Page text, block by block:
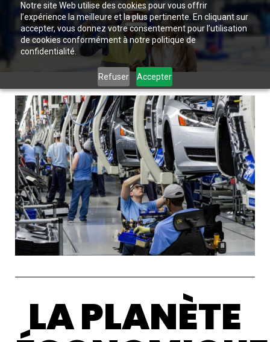
Notre site Web utilise des cookies pour vous offrir
l’expérience la meilleure et la plus pertinente. En cliquant sur
accepter, vous donnez votre consentement pour l’utilisation
de cookies conformément à notre politique de
confidentialité.
Refuser Accepter
LA PLANÈTE